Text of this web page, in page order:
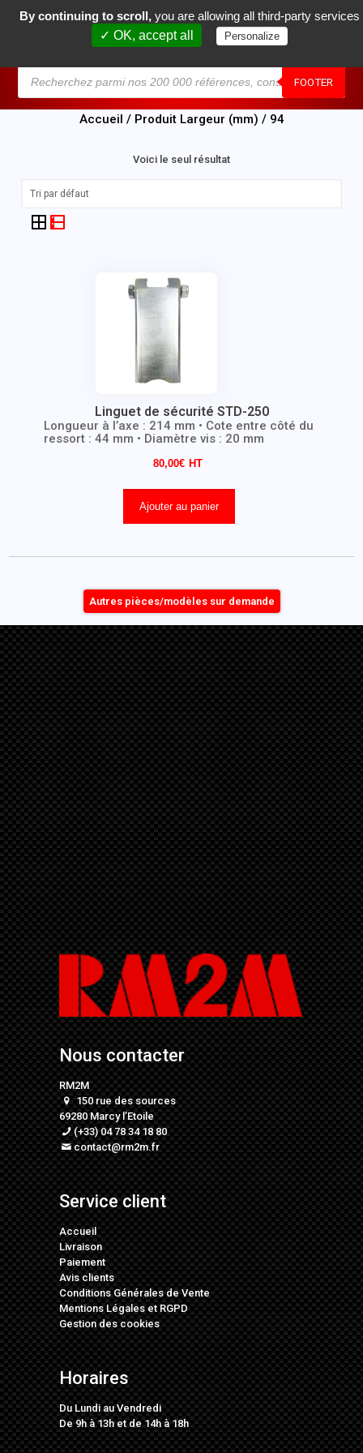
FOOTER
0
Accueil / Produit Largeur (mm) / 94
Voici le seul résultat
Linguet de sécurité STD-250
Longueur à l’axe : 214 mm • Cote entre côté du
ressort : 44 mm • Diamètre vis : 20 mm
80,00€
Ajouter au panier
Autres pièces/modèles sur demande
Nous contacter
RM2M
150 rue des sources
69280 Marcy l’Etoile
(+33) 04 78 34 18 80
contact@rm2m.fr
Service client
Accueil
Livraison
Paiement
Avis clients
Conditions Générales de Vente
Mentions LégalesetRGPD
Gestion des cookies
Horaires
Du Lundi au Vendredi
De 9h à 13h et de 14h à 18h
By continuing to scroll, you are allowing all third-party services
✓ OK, accept all
Personalize